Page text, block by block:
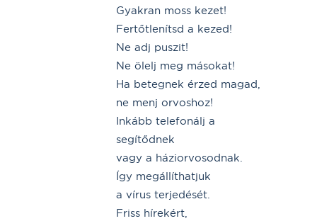
Gyakran moss kezet!
Fertőtlenítsd a kezed!
Ne adj puszit!
Ne ölelj meg másokat!
Ha betegnek érzed magad,
ne menj orvoshoz!
Inkább telefonálj a
segítődnek
vagy a háziorvosodnak.
Így megállíthatjuk
a vírus terjedését.
Friss hírekért,